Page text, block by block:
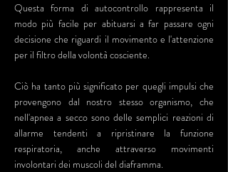
Questa forma di autocontrollo rappresenta il
modo più facile per abituarsi a far passare ogni
decisione che riguardi il movimento e l'attenzione
per il filtro della volontà cosciente.
Ciò ha tanto più significato per quegli impulsi che
provengono dal nostro stesso organismo, che
nell'apnea a secco sono delle semplici reazioni di
allarme tendenti a ripristinare la funzione
respiratoria, anche attraverso movimenti
involontari dei muscoli del diaframma.